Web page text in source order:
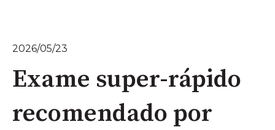
2026/05/23
Exame super-rápido
recomendado por